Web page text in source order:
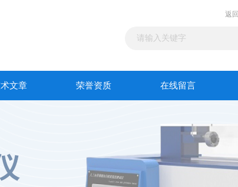
返
文章 荣誉资质 在线留言